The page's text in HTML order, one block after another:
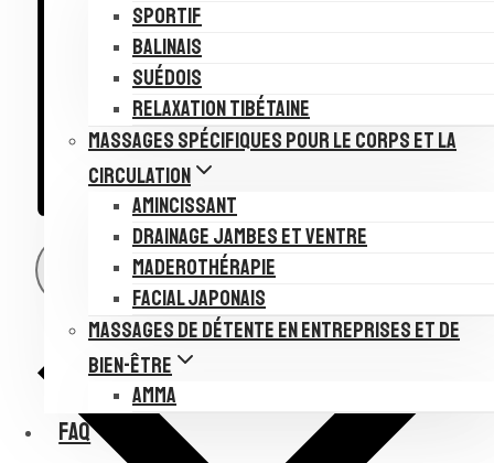
SPORTIF
BALINAIS
SUÉDOIS
RELAXATION TIBÉTAINE
MASSAGES SPÉCIFIQUES POUR LE CORPS ET LA
CIRCULATION
AMINCISSANT
DRAINAGE JAMBES ET VENTRE
MADEROTHÉRAPIE
FACIAL JAPONAIS
MASSAGES DE DÉTENTE EN ENTREPRISES ET DE
BIEN-ÊTRE
AMMA
FAQ
AJOUTER AU CALENDRIER